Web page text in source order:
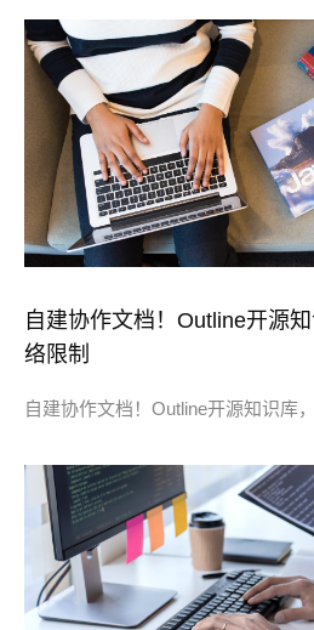
自建协作文档！Outline开源
络限制
自建协作文档！Outline开源知识库